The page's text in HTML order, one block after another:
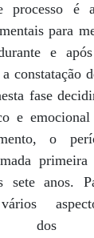
processo é
para
e
constatação
fase
e emocional
o
sete anos.